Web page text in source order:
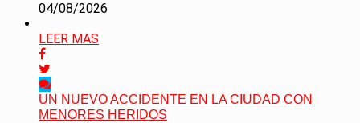
04/08/2026
LEER MAS
UN NUEVO ACCIDENTE EN LA CIUDAD CON
MENORES HERIDOS